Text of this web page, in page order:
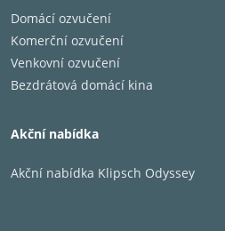
Domácí ozvučení
Komerční ozvučení
Venkovní ozvučení
Bezdrátová domácí kina
Akční nabídka
Akční nabídka Klipsch Odyssey